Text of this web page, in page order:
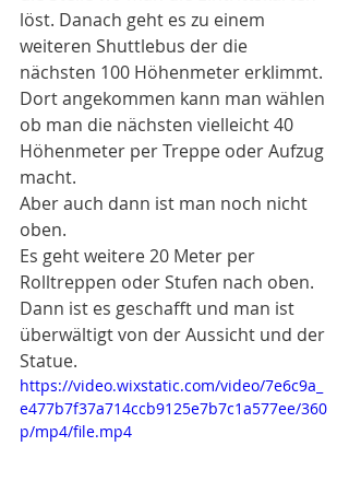
löst. Danach geht es zu einem
weiteren Shuttlebus der die
nächsten 100 Höhenmeter erklimmt.
Dort angekommen kann man wählen
ob man die nächsten vielleicht 40
Höhenmeter per Treppe oder Aufzug
macht.
Aber auch dann ist man noch nicht
oben.
Es geht weitere 20 Meter per
Rolltreppen oder Stufen nach oben.
Dann ist es geschafft und man ist
überwältigt von der Aussicht und der
Statue.
https://video.wixstatic.com/video/7e6c9a_
e477b7f37a714ccb9125e7b7c1a577ee/360
p/mp4/file.mp4